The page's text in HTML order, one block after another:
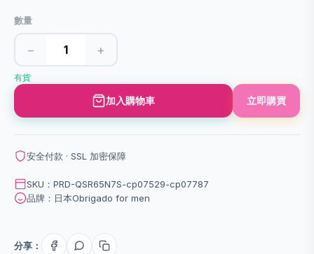
數量
− +
有貨
加入購物車 立即購買
安全付款 · SSL 加密保障
SKU：PRD-QSR65N7S-cp07529-cp07787
品牌：日本Obrigado for men
分享：